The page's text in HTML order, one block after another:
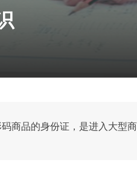
商品的身份证，是进入大型